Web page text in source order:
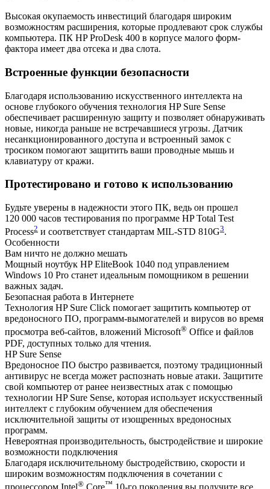
Высокая окупаемость инвестиций благодаря широким
возможностям расширения, которые продлевают срок службы
компьютера. ПК HP ProDesk 400 в корпусе малого форм-
фактора имеет два отсека и два слота.
Встроенные функции безопасности
Благодаря использованию искусственного интеллекта на
основе глубокого обучения технология HP Sure Sense
обеспечивает расширенную защиту и позволяет обнаруживать
новые, никогда раньше не встречавшиеся угрозы. Датчик
несанкционированного доступа и встроенный замок с
тросиком помогают защитить ваши проводные мышь и
клавиатуру от кражи.
Протестировано и готово к использованию
Будьте уверены в надежности этого ПК, ведь он прошел
120 000 часов тестирования по программе HP Total Test
Process2 и соответствует стандартам MIL-STD 810G3.
Особенности
Вам ничто не должно мешать
Мощный ноутбук HP EliteBook 1040 под управлением
Windows 10 Pro станет идеальным помощником в решении
важных задач.
Безопасная работа в Интернете
Технология HP Sure Click помогает защитить компьютер от
вредоносного ПО, программ-вымогателей и вирусов во время
просмотра веб-сайтов, вложений Microsoft® Office и файлов
PDF, доступных только для чтения.
HP Sure Sense
Вредоносное ПО быстро развивается, поэтому традиционный
антивирус не всегда может распознать новые атаки. Защитите
свой компьютер от ранее неизвестных атак с помощью
технологии HP Sure Sense, которая использует искусственный
интеллект с глубоким обучением для обеспечения
исключительной защиты от изощренных вредоносных
программ.
Невероятная производительность, быстродействие и широкие
возможности подключения
Благодаря исключительному быстродействию, скорости и
широким возможностям подключения в сочетании с
процессором Intel® Core™ 10-го поколения вы получите все